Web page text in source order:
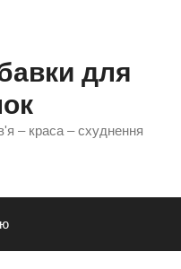
для
– краса – схуднення